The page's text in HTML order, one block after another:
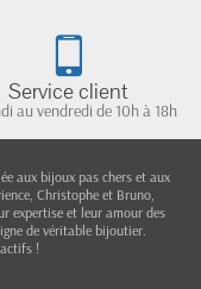
Service client
au vendredi de 10h à 18h
aux bijoux pas chers et aux
Christophe et Bruno,
expertise et leur amour des
de véritable bijoutier.
!